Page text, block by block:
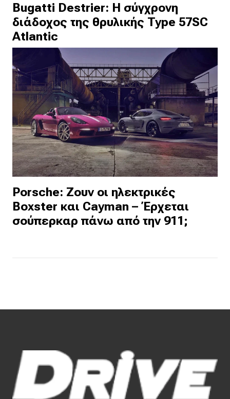
Bugatti Destrier: Η σύγχρονη
διάδοχος της θρυλικής Type 57SC
Atlantic
Porsche: Ζουν οι ηλεκτρικές
Boxster και Cayman – Έρχεται
σούπερκαρ πάνω από την 911;